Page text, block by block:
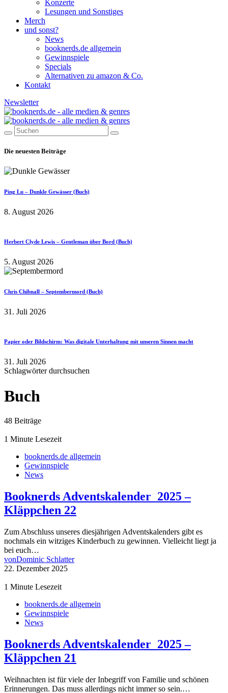
Konzerte
Lesungen und Sonstiges
Merch
und sonst?
News
booknerds.de allgemein
Gewinnspiele
Specials
Alternativen zu amazon & Co.
Kontakt
Newsletter
Die neuesten Beiträge
Ping Lu – Dunkle Gewässer (Buch)
8. August 2026
Herbert Clyde Lewis – Gentleman über Bord (Buch)
5. August 2026
Chris Chibnall – Septembermord (Buch)
31. Juli 2026
Papier oder Bildschirm: Was digitale Unterhaltung mit unseren Sinnen macht
31. Juli 2026
Schlagwörter durchsuchen
Buch
48 Beiträge
1 Minute Lesezeit
booknerds.de allgemein
Gewinnspiele
News
Booknerds Adventskalender 2025 –
Kläppchen 22
Zum Abschluss unseres diesjährigen Adventskalenders gibt es
nochmals ein witziges Kinderbuch zu gewinnen. Vielleicht liegt ja
bei euch…
vonDominic Schlatter
22. Dezember 2025
1 Minute Lesezeit
booknerds.de allgemein
Gewinnspiele
News
Booknerds Adventskalender 2025 –
Kläppchen 21
Weihnachten ist für viele der Inbegriff von Familie und schönen
Erinnerungen. Das muss allerdings nicht immer so sein.…